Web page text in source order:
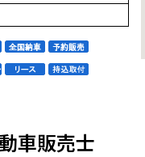
車販売士